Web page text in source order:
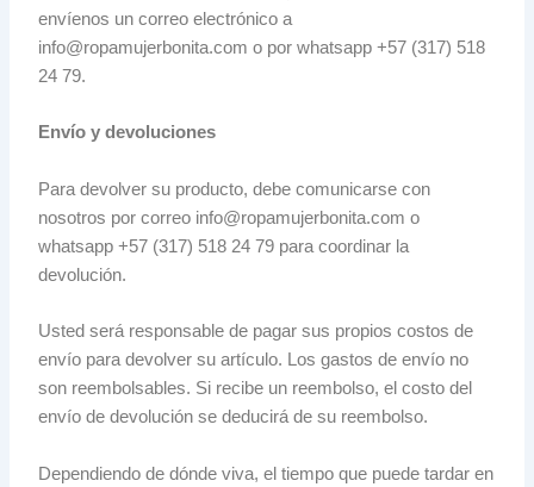
envíenos un correo electrónico a
info@ropamujerbonita.com o por whatsapp +57 (317) 518
24 79.
Envío y devoluciones
Para devolver su producto, debe comunicarse con
nosotros por correo info@ropamujerbonita.com o
whatsapp +57 (317) 518 24 79 para coordinar la
devolución.
Usted será responsable de pagar sus propios costos de
envío para devolver su artículo. Los gastos de envío no
son reembolsables. Si recibe un reembolso, el costo del
envío de devolución se deducirá de su reembolso.
Dependiendo de dónde viva, el tiempo que puede tardar en